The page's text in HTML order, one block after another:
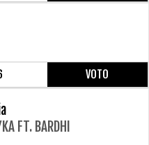
VOTO
FT. BARDHI